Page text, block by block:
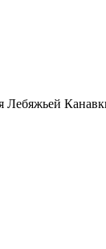
Лебяжьей